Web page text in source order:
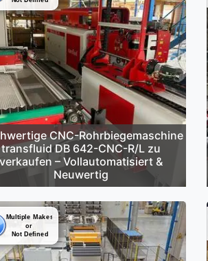
CNC-Rohrbiegemaschine
transfluid DB 642-CNC-R/L zu
verkaufen – Vollautomatisiert &
Neuwertig